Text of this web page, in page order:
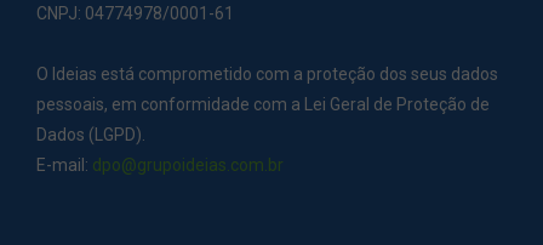
CNPJ: 04774978/0001-61
O Ideias está comprometido com a proteção dos seus dados
pessoais, em conformidade com a Lei Geral de Proteção de
Dados (LGPD).
E-mail: dpo@grupoideias.com.br